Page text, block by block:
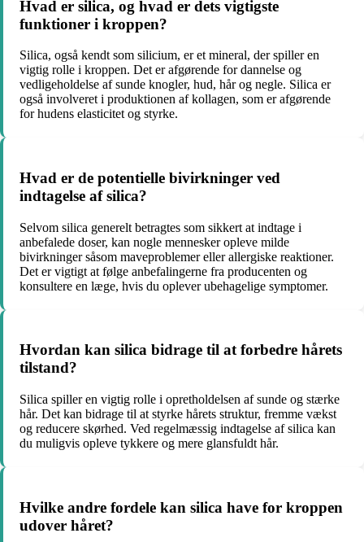
Hvad er silica, og hvad er dets vigtigste
funktioner i kroppen?
Silica, også kendt som silicium, er et mineral, der spiller en
vigtig rolle i kroppen. Det er afgørende for dannelse og
vedligeholdelse af sunde knogler, hud, hår og negle. Silica er
også involveret i produktionen af kollagen, som er afgørende
for hudens elasticitet og styrke.
Hvad er de potentielle bivirkninger ved
indtagelse af silica?
Selvom silica generelt betragtes som sikkert at indtage i
anbefalede doser, kan nogle mennesker opleve milde
bivirkninger såsom maveproblemer eller allergiske reaktioner.
Det er vigtigt at følge anbefalingerne fra producenten og
konsultere en læge, hvis du oplever ubehagelige symptomer.
Hvordan kan silica bidrage til at forbedre hårets
tilstand?
Silica spiller en vigtig rolle i opretholdelsen af sunde og stærke
hår. Det kan bidrage til at styrke hårets struktur, fremme vækst
og reducere skørhed. Ved regelmæssig indtagelse af silica kan
du muligvis opleve tykkere og mere glansfuldt hår.
Hvilke andre fordele kan silica have for kroppen
udover håret?